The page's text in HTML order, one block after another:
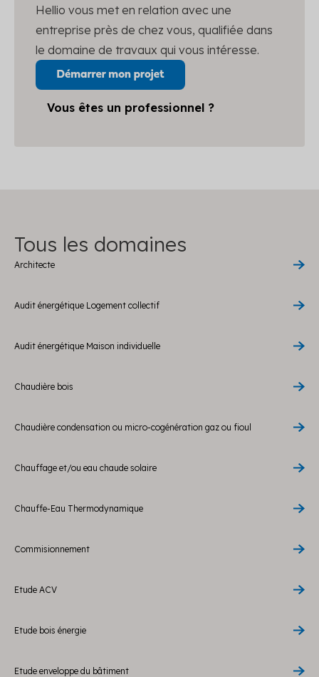
Hellio vous met en relation avec une
entreprise près de chez vous, qualifiée dans
le domaine de travaux qui vous intéresse.
Vous êtes un professionnel ?
Tous les domaines
Architecte
Audit énergétique Logement collectif
Audit énergétique Maison individuelle
Chaudière bois
Chaudière condensation ou micro-cogénération gaz ou fioul
Chauffage et/ou eau chaude solaire
Chauffe-Eau Thermodynamique
Commisionnement
Etude ACV
Etude bois énergie
Etude enveloppe du bâtiment